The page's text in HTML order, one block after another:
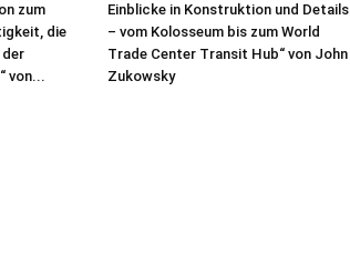
zum
die
der
von...
Einblicke in Konstruktion und Details
– vom Kolosseum bis zum World
Trade Center Transit Hub“ von John
Zukowsky